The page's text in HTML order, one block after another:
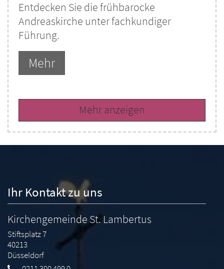
Entdecken Sie die frühbarocke
Andreaskirche unter fachkundiger
Führung.
Mehr
Mehr anzeigen
Ihr Kontakt zu uns
Kirchengemeinde St. Lambertus
Stiftsplatz 7
40213
Düsseldorf